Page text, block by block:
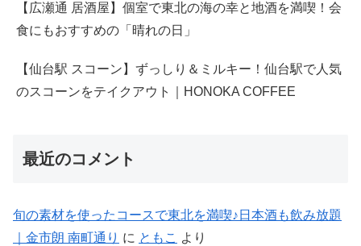
【広瀬通 居酒屋】個室で東北の海の幸と地酒を満喫！会
食にもおすすめの「晴れの日」
【仙台駅 スコーン】ずっしり＆ミルキー！仙台駅で人気
のスコーンをテイクアウト｜HONOKA COFFEE
最近のコメント
旬の素材を使ったコースで東北を満喫♪日本酒も飲み放題
｜金市朗 南町通り に ともこ より